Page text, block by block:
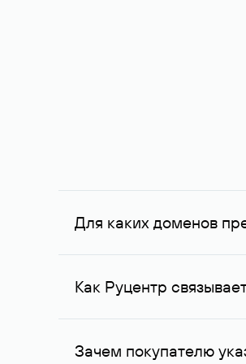
Для каких доменов
Услуга доступна для
Как Руцентр
Для связи с владельцем
Зачем покупателю